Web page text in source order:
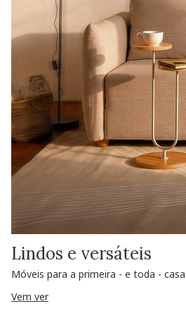
Lindos e versáteis
Móveis para a primeira - e toda - casa
Vem ver